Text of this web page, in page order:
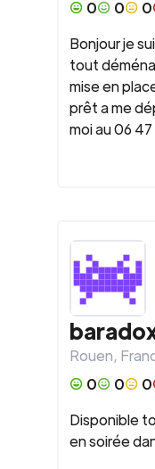
0
0 0
Bonjour je
tout
mise en
prêt a me
moi au 06
Rouen,
0
0 0
Disponible
en soirée